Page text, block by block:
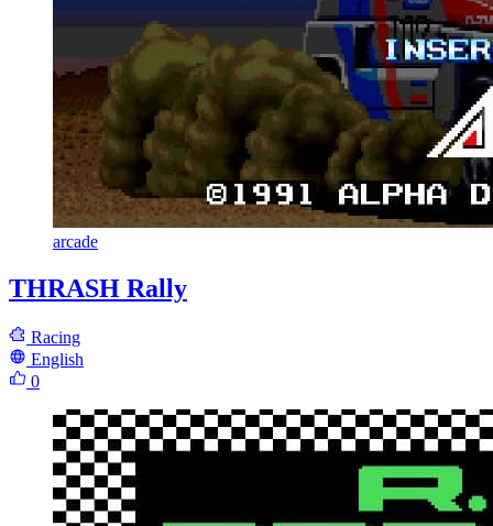
arcade
THRASH Rally
Racing
English
0